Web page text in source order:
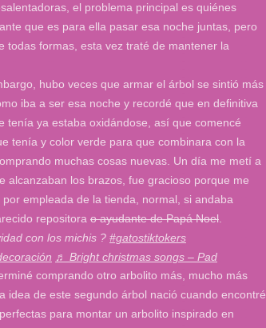
el problema principal es quiénes
que es para ella pasar esa noche juntas, pero
todas formas, esta vez traté de mantener la
hubo veces que armar el árbol se sintió más
iba a ser esa noche y recordé que en definitiva
ya estaba oxidándose, así que comencé
tenía y color verde para que combinara con la
muchas cosas nuevas. Un día me metí a
alcanzaban los brazos, fue gracioso porque me
empleada de la tienda, normal, si andaba
repositora o ayudante de Papá Noel
con los michis ? #gatostiktokers
♬ Bright christmas songs – Pad
comprando otro arbolito más, mucho más
idea de este segundo árbol nació cuando encontré
para montar un arbolito inspirado en